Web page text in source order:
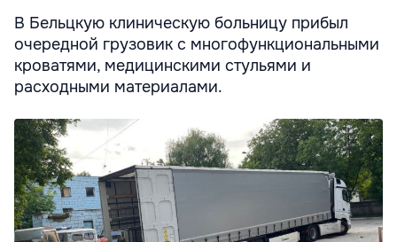
В Бельцкую клиническую больницу прибыл
очередной грузовик с многофункциональными
кроватями, медицинскими стульями и
расходными материалами.